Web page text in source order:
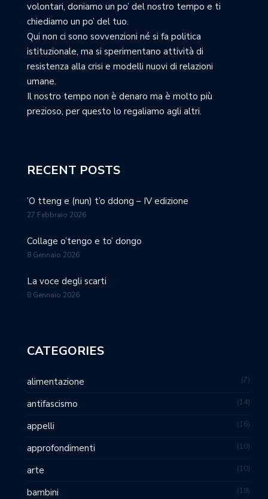
volontari, doniamo un po’ del nostro tempo e ti
chiediamo un po’ del tuo.
Qui non ci sono sovvenzioni né si fa politica
istituzionale, ma si sperimentano attività di
resistenza alla crisi e modelli nuovi di relazioni
umane.
Il nostro tempo non è denaro ma è molto più
prezioso, per questo lo regaliamo agli altri.
RECENT POSTS
’O tteng e (nun) t’o ddong – IV edizione
27 Febbraio 2026
Collage o’tengo e to’ dongo
8 Gennaio 2026
La voce degli scarti
8 Gennaio 2026
CATEGORIES
alimentazione 7
antifascismo 14
appelli 16
approfondimenti 10
arte 10
bambini 19